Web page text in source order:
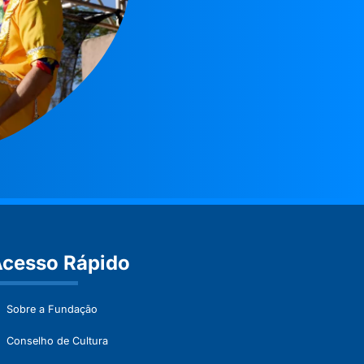
Rápido
Sobre a Fundação
Conselho de Cultura